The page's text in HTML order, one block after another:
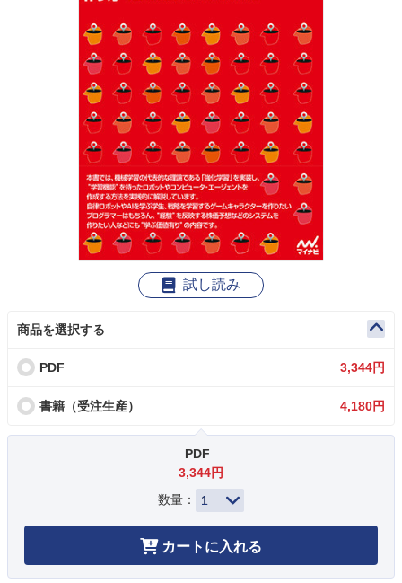
試し読み
商品を選択する
PDF 3,344円
書籍（受注生産） 4,180円
PDF
3,344円
数量：
カートに入れる